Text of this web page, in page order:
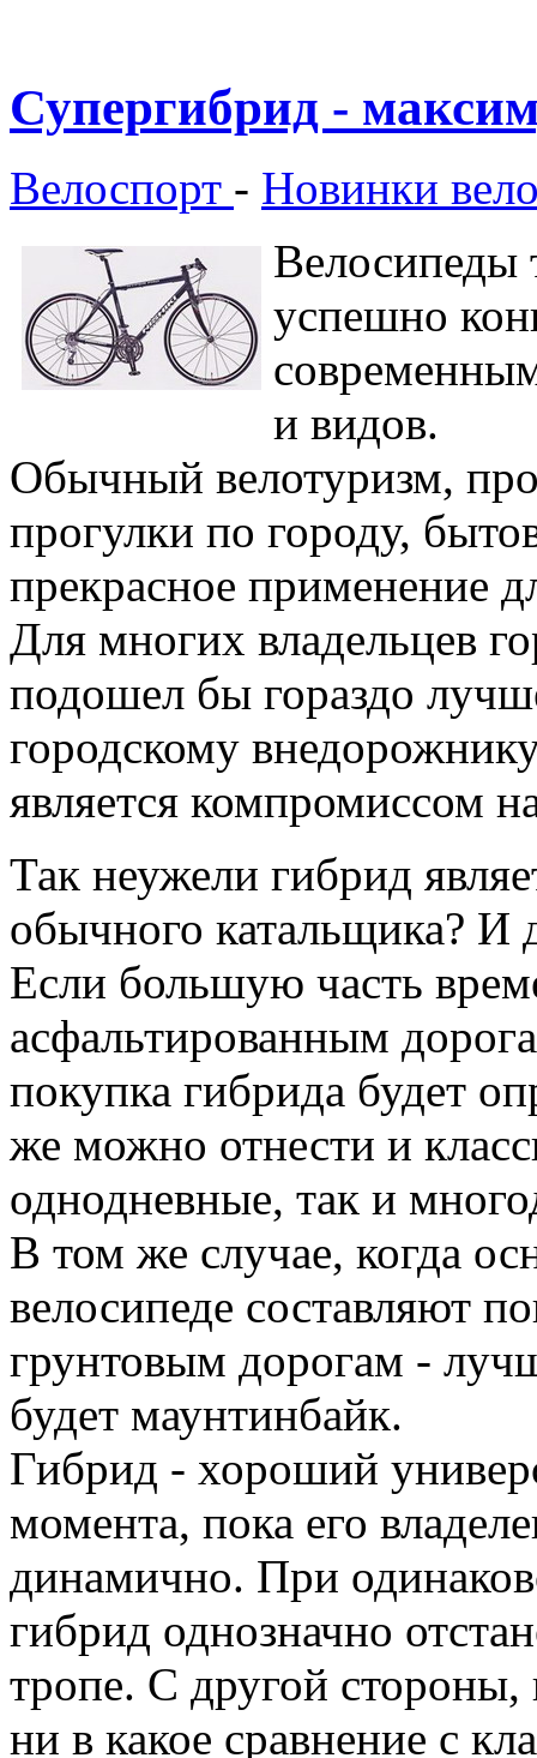
Супергибрид -
Велоспорт - Новинки
Велосипеды
успешно
и видов.
Обычный велотуризм,
прогулки по городу,
прекрасное применение
Для многих владельцев
подошел бы гораздо
городскому
является компромиссом
Так неужели гибрид
обычного катальщика? И
Если большую часть
асфальтированным
покупка гибрида будет
же можно отнести и
однодневные, так и
В том же случае, когда
велосипеде составляют
грунтовым дорогам -
будет маунтинбайк.
Гибрид - хороший
момента, пока его
динамично. При
гибрид однозначно
тропе. С другой
ни в какое сравнение с